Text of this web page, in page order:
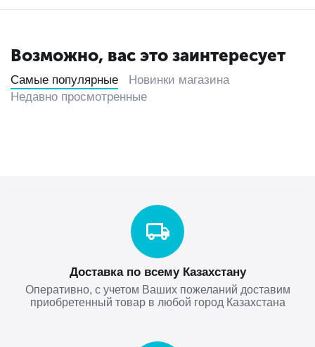
Возможно, вас это заинтересует
Самые популярные
Новинки магазина
Недавно просмотренные
Доставка по всему Казахстану
Оперативно, с учетом Ваших пожеланий доставим
приобретенный товар в любой город Казахстана